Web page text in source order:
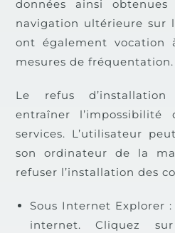
données ainsi
navigation ultérieure sur
ont également vocation
mesures de fréquentation.
Le refus
entraîner l’impossibilité
services. L’utilisateur
son ordinateur de la
refuser l’installation des
Sous Internet Explorer
internet. Cliquez